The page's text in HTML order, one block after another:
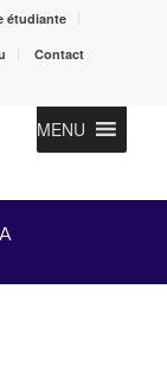
étudiante
Contact
MENU